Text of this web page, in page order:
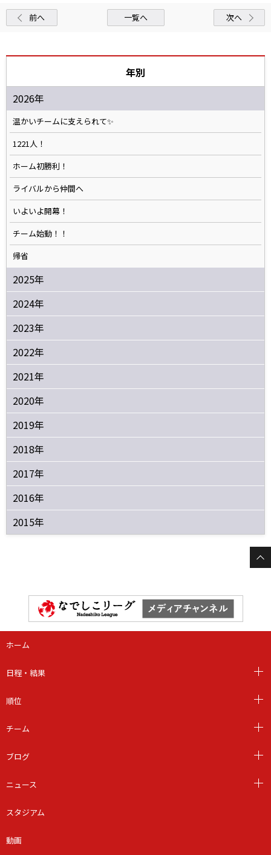
前へ 一覧へ 次へ
年別
2026年
温かいチームに支えられて✨️
1221人！
ホーム初勝利！
ライバルから仲間へ
いよいよ開幕！
チーム始動！！
帰省
2025年
2024年
2023年
2022年
2021年
2020年
2019年
2018年
2017年
2016年
2015年
ホーム
日程・結果
順位
チーム
ブログ
ニュース
スタジアム
動画